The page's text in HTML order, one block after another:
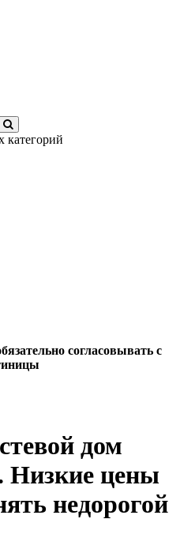
категорий
согласовывать с
дом
Низкие цены
недорогой